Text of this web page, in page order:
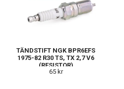
TÄNDSTIFT NGK BPR6EFS
1975-82 R30 TS, TX 2,7 V6
(RESISTOR)
65 kr